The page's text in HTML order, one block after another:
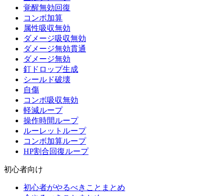
覚醒無効回復
コンボ加算
属性吸収無効
ダメージ吸収無効
ダメージ無効貫通
ダメージ無効
釘ドロップ生成
シールド破壊
自傷
コンボ吸収無効
軽減ループ
操作時間ループ
ルーレットループ
コンボ加算ループ
HP割合回復ループ
初心者向け
初心者がやるべきことまとめ